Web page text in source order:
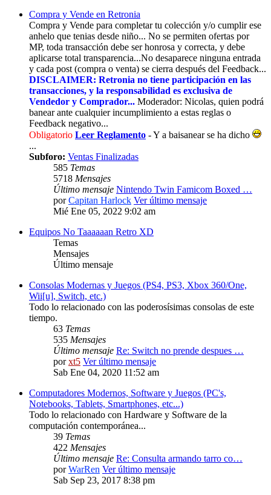
Compra y Vende en Retronia
Compra y Vende para completar tu colección y/o cumplir ese
anhelo que tenias desde niño... No se permiten ofertas por
MP, toda transacción debe ser honrosa y correcta, y debe
aplicarse total transparencia...No desaparece ninguna entrada
y cada post (compra o venta) se cierra después del Feedback...
DISCLAIMER: Retronia no tiene participación en las
transacciones, y la responsabilidad es exclusiva de
Vendedor y Comprador... Moderador: Nicolas, quien podrá
banear ante cualquier incumplimiento a estas reglas o
Feedback negativo...
Obligatorio Leer Reglamento - Y a baisanear se ha dicho
...
Subforo: Ventas Finalizadas
585 Temas
5718 Mensajes
Último mensaje Nintendo Twin Famicom Boxed …
porCapitan Harlock Ver último mensaje
Mié Ene 05, 2022 9:02 am
Equipos No Taaaaaan Retro XD
Temas
Mensajes
Último mensaje
Consolas Modernas y Juegos (PS4, PS3, Xbox 360/One,
Wii[u], Switch, etc.)
Todo lo relacionado con las poderosísimas consolas de este
tiempo.
63 Temas
535 Mensajes
Último mensaje Re: Switch no prende despues …
porxt5 Ver último mensaje
Sab Ene 04, 2020 11:52 am
Computadores Modernos, Software y Juegos (PC's,
Notebooks, Tablets, Smartphones, etc...)
Todo lo relacionado con Hardware y Software de la
computación contemporánea...
39 Temas
422 Mensajes
Último mensaje Re: Consulta armando tarro co…
porWarRen Ver último mensaje
Sab Sep 23, 2017 8:38 pm